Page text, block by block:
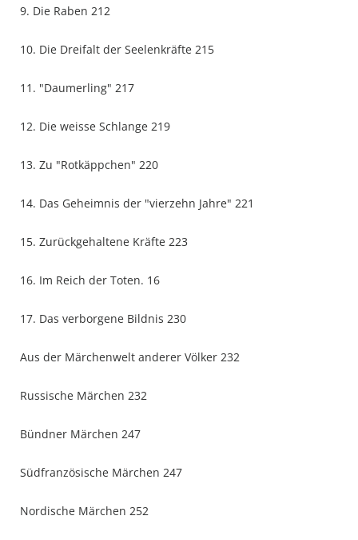
9. Die Raben 212
10. Die Dreifalt der Seelenkräfte 215
11. "Daumerling" 217
12. Die weisse Schlange 219
13. Zu "Rotkäppchen" 220
14. Das Geheimnis der "vierzehn Jahre" 221
15. Zurückgehaltene Kräfte 223
16. Im Reich der Toten. 16
17. Das verborgene Bildnis 230
Aus der Märchenwelt anderer Völker 232
Russische Märchen 232
Bündner Märchen 247
Südfranzösische Märchen 247
Nordische Märchen 252